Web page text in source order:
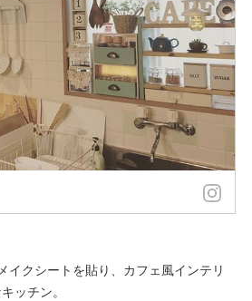
イクシートを貼り、カフェ風インテリ
ッチン。